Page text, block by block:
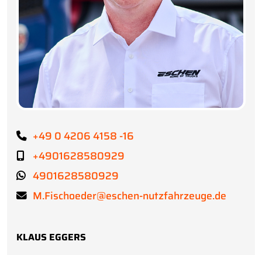
+49 0 4206 4158 -16
+4901628580929
4901628580929
M.Fischoeder@eschen-nutzfahrzeuge.de
KLAUS EGGERS